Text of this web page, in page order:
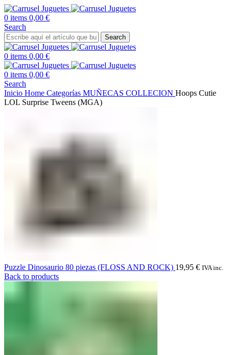
0 items 0,00 €
Search
Search
0 items 0,00 €
0 items 0,00 €
Search
Inicio Home Categorías MUÑECAS COLLECION Hoops Cutie
LOL Surprise Tweens (MGA)
Puzzle Dinosaurio 80 piezas (FLOSS AND ROCK) 19,95 € IVA inc.
Back to products